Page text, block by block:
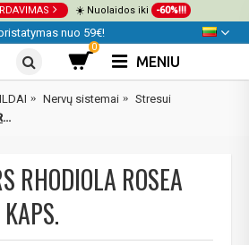
☀️ Nuolaidos iki -60%!!!
nuo 59€!
0
MENIU
Nervų sistemai
Stresui
Raw Powders Rhodiola Rosea Extract 120 kaps.
RHODIOLA ROSEA